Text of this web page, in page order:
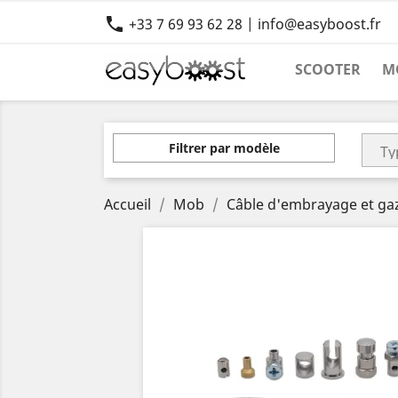
 +33 7 69 93 62 28 | info@easyboost.fr
SCOOTER
Filtrer par modèle
Accueil Mob Câble d'embrayage et